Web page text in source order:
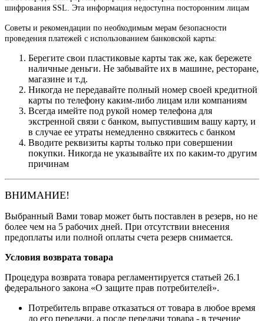
шифрования SSL. Эта информация недоступна посторонним лицам
Советы и рекомендации по необходимым мерам безопасности
проведения платежей с использованием банковской карты:
Берегите свои пластиковые карты так же, как бережете
наличные деньги. Не забывайте их в машине, ресторане,
магазине и т.д.
Никогда не передавайте полный номер своей кредитной
карты по телефону каким-либо лицам или компаниям
Всегда имейте под рукой номер телефона для
экстренной связи с банком, выпустившим вашу карту, и
в случае ее утраты немедленно свяжитесь с банком
Вводите реквизиты карты только при совершении
покупки. Никогда не указывайте их по каким-то другим
причинам
ВНИМАНИЕ!
Выбранный Вами товар может быть поставлен в резерв, но не
более чем на 5 рабочих дней. При отсутствии внесения
предоплаты или полной оплаты счета резерв снимается.
Условия возврата товара
Процедура возврата товара регламентируется статьей 26.1
федерального закона «О защите прав потребителей».
Потребитель вправе отказаться от товара в любое время
до его передачи, а после передачи товара - в течение